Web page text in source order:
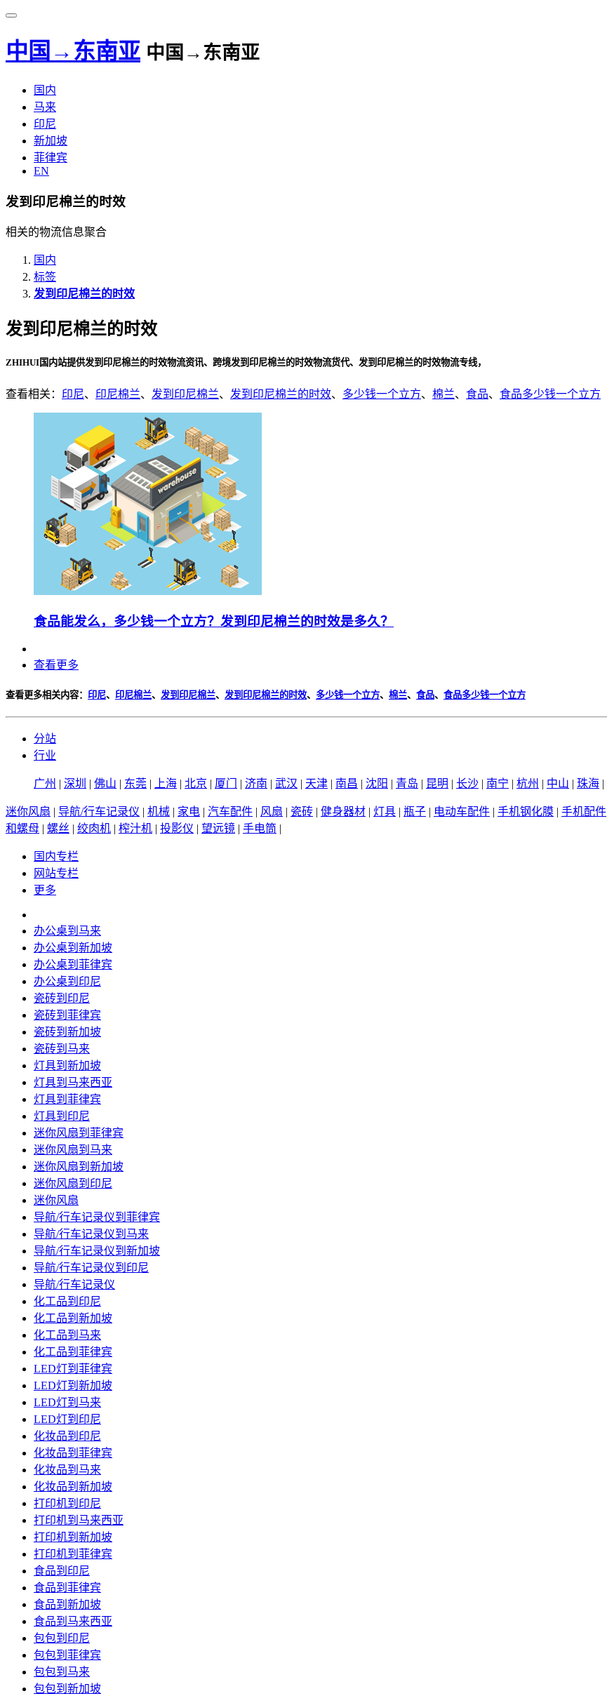
中国→东南亚 中国→东南亚
国内
马来
印尼
新加坡
菲律宾
EN
发到印尼棉兰的时效
相关的物流信息聚合
国内
标签
发到印尼棉兰的时效
发到印尼棉兰的时效
ZHIHUI国内站提供发到印尼棉兰的时效物流资讯、跨境发到印尼棉兰的时效物流货代、发到印尼棉兰的时效物流专线，
查看相关： 印尼、 印尼棉兰、 发到印尼棉兰、 发到印尼棉兰的时效、 多少钱一个立方、 棉兰、 食品、 食品多少钱一个立方
食品能发么，多少钱一个立方？发到印尼棉兰的时效是多久？
查看更多
查看更多相关内容： 印尼、 印尼棉兰、 发到印尼棉兰、 发到印尼棉兰的时效、 多少钱一个立方、 棉兰、 食品、 食品多少钱一个立方
分站
行业
广州 | 深圳 | 佛山 | 东莞 | 上海 | 北京 | 厦门 | 济南 | 武汉 | 天津 | 南昌 | 沈阳 | 青岛 | 昆明 | 长沙 | 南宁 | 杭州 | 中山 | 珠海 |
迷你风扇 | 导航/行车记录仪 | 机械 | 家电 | 汽车配件 | 风扇 | 瓷砖 | 健身器材 | 灯具 | 瓶子 | 电动车配件 | 手机钢化膜 | 手机配件
和螺母 | 螺丝 | 绞肉机 | 榨汁机 | 投影仪 | 望远镜 | 手电筒 |
国内专栏
网站专栏
更多
办公桌到马来
办公桌到新加坡
办公桌到菲律宾
办公桌到印尼
瓷砖到印尼
瓷砖到菲律宾
瓷砖到新加坡
瓷砖到马来
灯具到新加坡
灯具到马来西亚
灯具到菲律宾
灯具到印尼
迷你风扇到菲律宾
迷你风扇到马来
迷你风扇到新加坡
迷你风扇到印尼
迷你风扇
导航/行车记录仪到菲律宾
导航/行车记录仪到马来
导航/行车记录仪到新加坡
导航/行车记录仪到印尼
导航/行车记录仪
化工品到印尼
化工品到新加坡
化工品到马来
化工品到菲律宾
LED灯到菲律宾
LED灯到新加坡
LED灯到马来
LED灯到印尼
化妆品到印尼
化妆品到菲律宾
化妆品到马来
化妆品到新加坡
打印机到印尼
打印机到马来西亚
打印机到新加坡
打印机到菲律宾
食品到印尼
食品到菲律宾
食品到新加坡
食品到马来西亚
包包到印尼
包包到菲律宾
包包到马来
包包到新加坡